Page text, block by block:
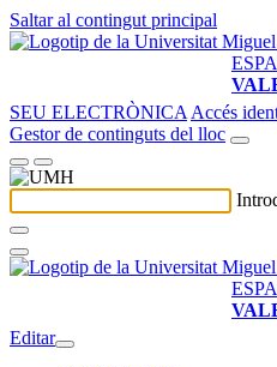
Saltar al contingut principal
SEU ELECTRÒNICA Accés
Gestor de continguts del lloc
Editar